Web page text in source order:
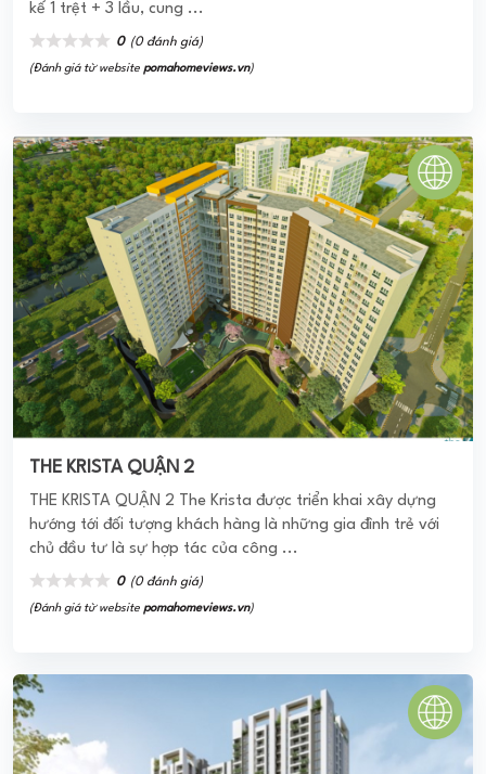
THE KRISTA QUẬN 2
THE KRISTA QUẬN 2 The Krista được triển khai xây dựng
hướng tới đối tượng khách hàng là những gia đình trẻ với
chủ đầu tư là sự hợp tác của công ...
0 (0 đánh giá)
pomahomeviews.vn